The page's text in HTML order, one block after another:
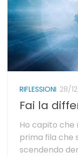
RIFLESSIONI 28/
Fai la
Ho capito che
prima fila che
scendendo